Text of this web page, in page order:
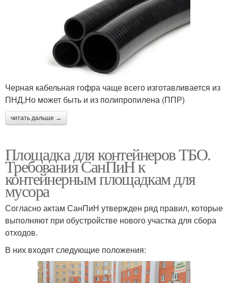
Черная кабельная гофра чаще всего изготавливается из
ПНД,Но может быть и из полипропилена (ППР)
читать дальше →
Площадка для контейнеров ТБО.
Требования СанПиН к
контейнерным площадкам для
мусора
Согласно актам СанПиН утвержден ряд правил, которые
выполняют при обустройстве нового участка для сбора
отходов.
В них входят следующие положения: